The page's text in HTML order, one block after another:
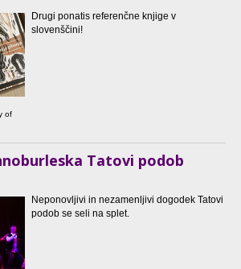
of
Drugi ponatis referenčne knjige v
slovenščini!
Tatovi podob
Neponovljivi in nezamenljivi dogodek Tatovi
podob se seli na splet.